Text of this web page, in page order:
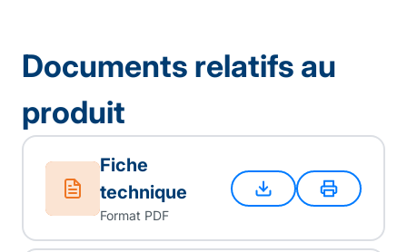
Documents relatifs au
produit
Fiche
technique
Format PDF